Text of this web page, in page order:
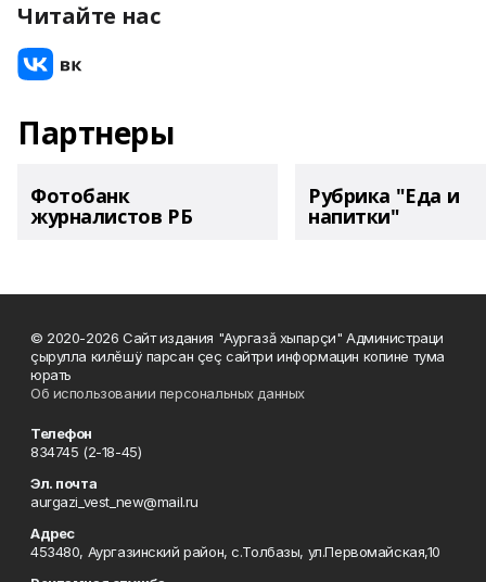
Читайте нас
Партнеры
Фотобанк
журналистов РБ
Рубрика "Еда и
напитки"
© 2020-2026 Сайт издания "Аургазă хыпарçи" Администраци
çырулла килĕшÿ парсан çеç сайтри информацин копине тума
юрать
Об использовании персональных данных
Телефон
834745 (2-18-45)
Эл. почта
aurgazi_vest_new@mail.ru
Адрес
453480, Аургазинский район, с.Толбазы, ул.Первомайская,10